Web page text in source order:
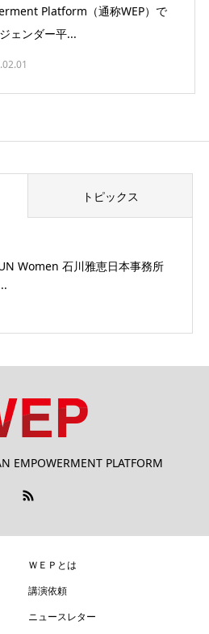
Platform（通称WEP）で
ェンダー平...
トピックス
UN Women 石川雅恵日本事務所
EMPOWERMENT PLATFORM
ＷＥＰとは
講演依頼
ニュースレター